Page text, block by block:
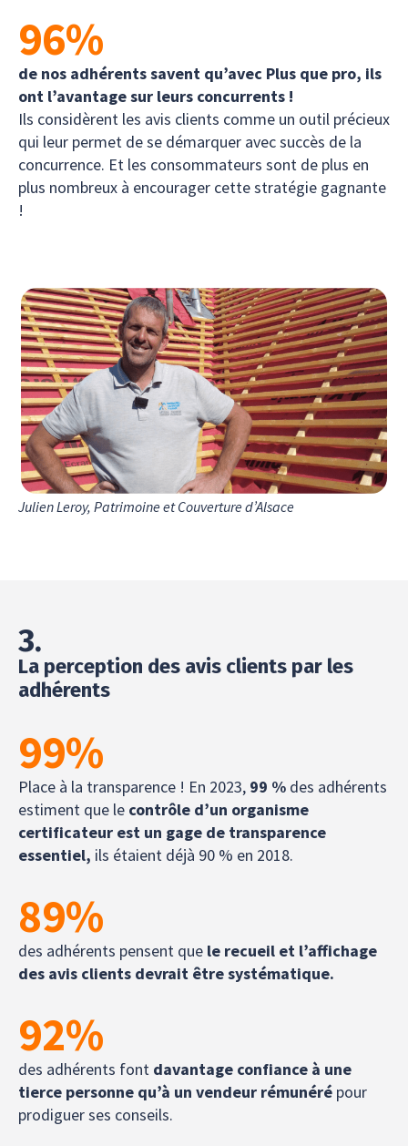
96%
de nos adhérents savent qu’avec Plus que pro, ils
ont l’avantage sur leurs concurrents !
Ils considèrent les avis clients comme un outil précieux
qui leur permet de se démarquer avec succès de la
concurrence. Et les consommateurs sont de plus en
plus nombreux à encourager cette stratégie gagnante
!
Julien Leroy, Patrimoine et Couverture d’Alsace
3.
La perception des avis clients par les
adhérents
99%
Place à la transparence ! En 2023, 99 % des adhérents
estiment que le contrôle d’un organisme
certificateur est un gage de transparence
essentiel, ils étaient déjà 90 % en 2018.
89%
des adhérents pensent que le recueil et l’affichage
des avis clients devrait être systématique.
92%
des adhérents font davantage confiance à une
tierce personne qu’à un vendeur rémunéré pour
prodiguer ses conseils.